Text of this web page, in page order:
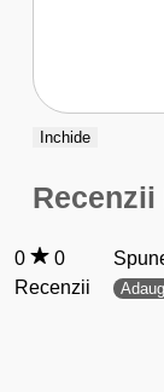
Inchide
0
0
Recenzii